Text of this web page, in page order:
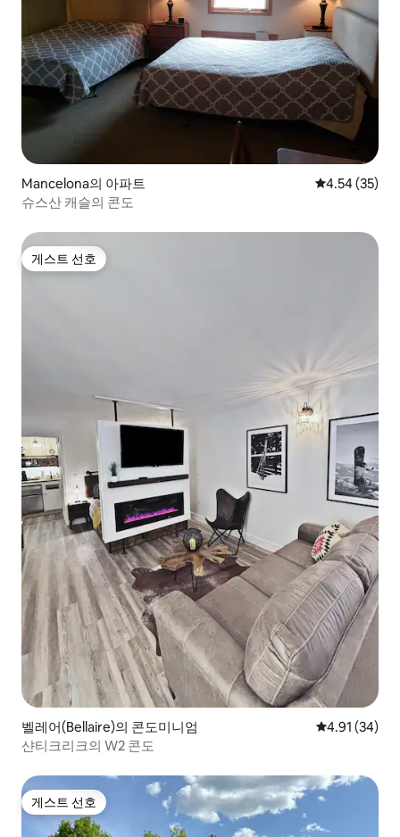
Mancelona의 아파트 평점 4.54점(5
4.54 (35)
슈스산 캐슬의 콘도
게스트 선호
게스트 선호
벨레어(Bellaire)의 콘도미니엄 평점 4.91점
4.91 (34)
샨티크리크의 W2 콘도
게스트 선호
게스트 선호